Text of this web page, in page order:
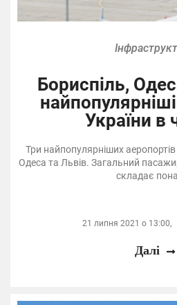
Бориспіль,
України в
Три найпопулярніших
Одеса та Львів. Загальний
складає
21 липня 2021 о 13:00,
Далі